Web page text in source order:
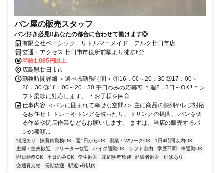
パン屋の販売スタッフ
パン好き必見!!あなたの都合に合わせて働けます◎
有限会社ベーシック リトルマーメイド アルク廿日市店
交通・アクセス 廿日市市役所前駅より徒歩6分
時給1,085円以上
広島県廿日市市
勤務時間詳細 ＜選べる勤務時間＞ ①16：00～20：30 ②17：00～
20：30 ③18：00～20：30 平日のみの応募可 ＊週2，3日～OK!! ＊シ
フト柔軟に対応します。 ＊お子様を保育...
仕事内容 ＜パンに囲まれて幸せな空間♪＞ 主に商品の陳列やレジ対応
をお任せ！ トレーやトングを洗ったり、ドリンクの提供、 パンを切
る作業や閉店作業などもお願いします。 まずは、当店の販売するパ
ンの種類...
制服あり 扶養内勤務OK 週1日からOK 副業・WワークOK
1日4時間以内OK
主婦・主夫歓迎
フリーター歓迎 バイク通勤OK シフト自由 学歴不問
車通勤OK
即日勤務OK
平日のみOK 学生歓迎 未経験者歓迎 経験者歓迎
研修あり
交通費支給
長期歓迎 駅近5分以内